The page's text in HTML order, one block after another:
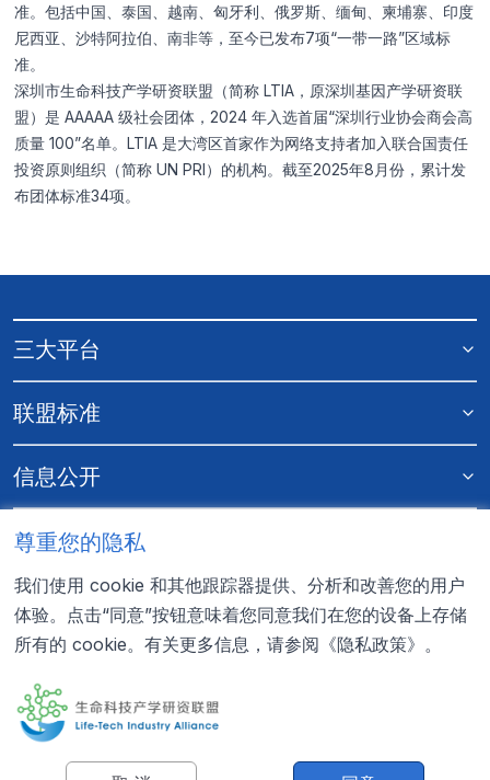
准。包括中国、泰国、越南、匈牙利、俄罗斯、缅甸、柬埔寨、印度
尼西亚、沙特阿拉伯、南非等，至今已发布7项“一带一路”区域标
准。
深圳市生命科技产学研资联盟（简称 LTIA，原深圳基因产学研资联
盟）是 AAAAA 级社会团体，2024 年入选首届“深圳行业协会商会高
质量 100”名单。LTIA 是大湾区首家作为网络支持者加入联合国责任
投资原则组织（简称 UN PRI）的机构。截至2025年8月份，累计发
布团体标准34项。
三大平台
联盟标准
信息公开
更多资料
联系我们
0755-22353326
LTIA@genomics.cn
地址：深圳市盐田区深盐路2002号大百汇中心6楼618
尊重您的隐私
我们使用 cookie 和其他跟踪器提供、分析和改善您的用户
体验。点击“同意”按钮意味着您同意我们在您的设备上存储
所有的 cookie。有关更多信息，请参阅 《隐私政策》 。
提交申请